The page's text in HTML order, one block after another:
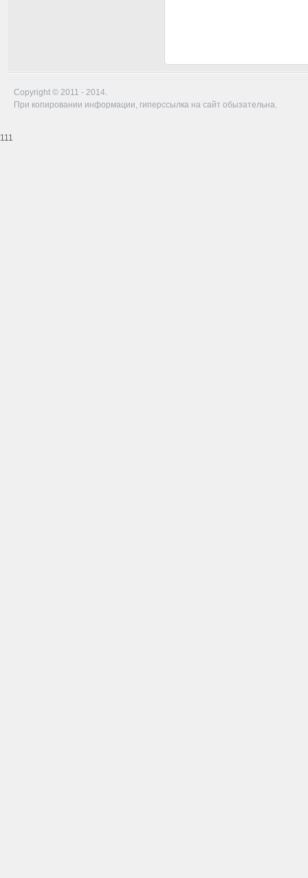
Copyright © 2011 - 2014.
При копировании информации, гиперссылка на сайт обызательна.
111